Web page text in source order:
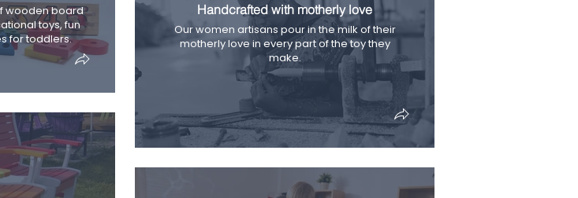
wooden board
toys, fun
for toddlers.
Handcrafted with motherly love
Our women artisans pour in the milk of their
motherly love in every part of the toy they
make.